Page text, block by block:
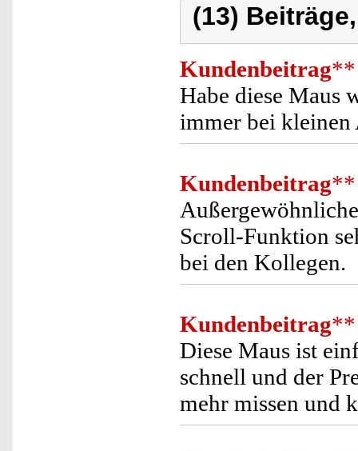
(13)
Kundenbeitrag**
Habe diese Maus
immer bei
Kundenbeitrag**
Scroll-Funktion
bei den Kollegen.
Kundenbeitrag**
Diese Maus ist
schnell und der
mehr missen und